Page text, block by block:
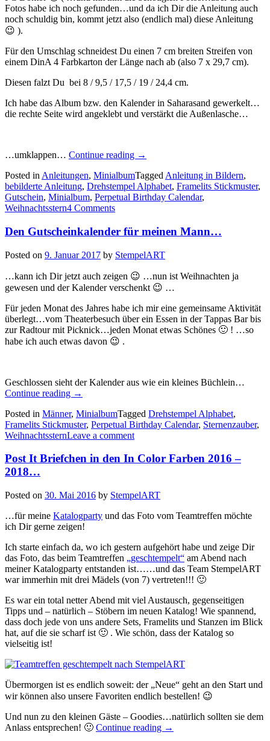
Fotos habe ich noch gefunden…und da ich Dir die Anleitung auch
noch schuldig bin, kommt jetzt also (endlich mal) diese Anleitung
😉 ).
Für den Umschlag schneidest Du einen 7 cm breiten Streifen von
einem DinA 4 Farbkarton der Länge nach ab (also 7 x 29,7 cm).
Diesen falzt Du bei 8 / 9,5 / 17,5 / 19 / 24,4 cm.
Ich habe das Album bzw. den Kalender in Saharasand gewerkelt…
die rechte Seite wird angeklebt und verstärkt die Außenlasche…
…umklappen… Continue reading „Die
für
das
Minialbum…“
→
Posted in Anleitungen, MinialbumTagged Anleitung in Bildern,
bebilderte Anleitung, Drehstempel Alphabet, Framelits Stickmuster,
Gutschein, Minialbum, Perpetual Birthday Calendar,
Weihnachtsstern4 Comments
Den Gutscheinkalender für meinen Mann…
Posted on 9. Januar 2017 by StempelART
…kann ich Dir jetzt auch zeigen 😉 …nun ist Weihnachten ja
gewesen und der Kalender verschenkt 😉 …
Für jeden Monat des Jahres habe ich mir eine gemeinsame Aktivität
überlegt…vom Theaterbesuch über ein Essen in der Tappas Bar bis
zur Radtour mit Picknick…jeden Monat etwas Schönes 🙂 ! …so
habe ich auch etwas davon 😉 .
Geschlossen sieht der Kalender aus wie ein kleines Büchlein…
Continue reading „Den
für
meinen
Mann…“
→
Posted in Männer, MinialbumTagged Drehstempel Alphabet,
Framelits Stickmuster, Perpetual Birthday Calendar, Sternenzauber,
WeihnachtssternLeave a comment
Post It Briefchen in den In Color Farben 2016 –
2018…
Posted on 30. Mai 2016 by StempelART
…für meine Katalogparty und das Foto vom Teamtreffen möchte
ich Dir gerne zeigen!
Ich starte einfach da, wo ich gestern aufgehört habe und zeige Dir
das Foto, das beim Teamtreffen „geschtempelt“ am Abend nach
meiner Katalogparty entstanden ist……und das Team StempelART
war immerhin mit drei Mädels (von 7) vertreten!!! 🙂
Es war ein total netter Abend mit viel Austausch, gegenseitigen
Tipps und – natürlich – Stöbern im neuen Katalog! Wie spannend,
dass doch jede von uns andere Sets, Framelits und Stanzen im Blick
hat, auf die sie scharf ist 🙂 . Wie schön, dass der Katalog so
vielseitig ist!
Übermorgen ist es endlich soweit: der „Neue“ geht an den Start und
wir können also unsere Favoriten endlich bestellen! 😉
Und nun zu den kleinen Gäste – Goodies…natürlich sollten sie dem
Anlass entsprechen! 🙂 Continue reading „Post
→